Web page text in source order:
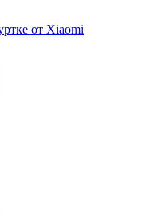
от Xiaomi